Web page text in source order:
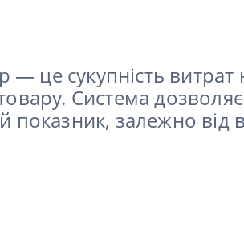
— це сукупність
Система
показник, залежно від